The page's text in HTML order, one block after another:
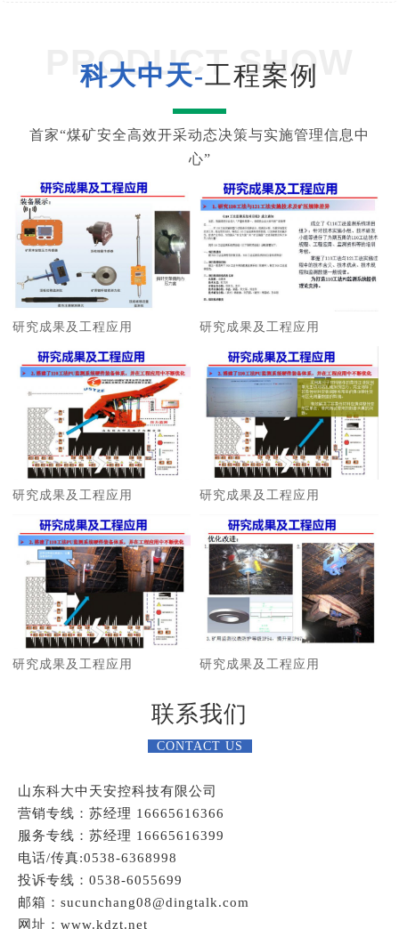
PRODUCT SHOW
科大中天-工程案例
首家“煤矿安全高效开采动态决策与实施管理信息中
心”
研究成果及工程应用 研究成果及工程应用
研究成果及工程应用 研究成果及工程应用
研究成果及工程应用 研究成果及工程应用
联系我们
CONTACT US
山东科大中天安控科技有限公司
营销专线：苏经理 16665616366
服务专线：苏经理 16665616399
电话/传真:0538-6368998
投诉专线：0538-6055699
邮箱：sucunchang08@dingtalk.com
网址：www.kdzt.net